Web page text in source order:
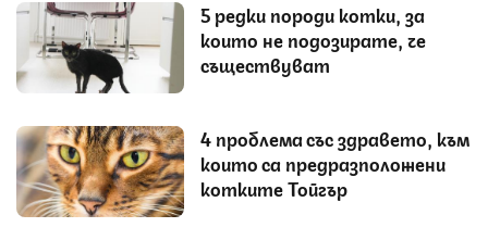
5 редки породи котки, за
които не подозирате, че
съществуват
4 проблема със здравето, към
които са предразположени
котките Тойгър